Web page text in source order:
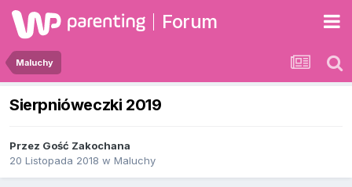
Forum
Maluchy
Sierpnióweczki 2019
Przez Gość Zakochana
20 Listopada 2018 w Maluchy